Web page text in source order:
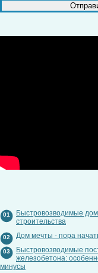
01
Быстровозводимые
строительства
02 Дом мечты - пора
03
Быстровозводимые
железобетона:
минусы